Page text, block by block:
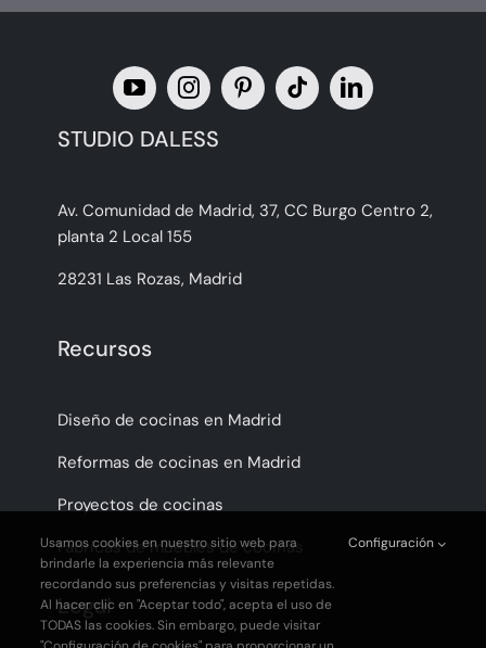
STUDIO DALESS
Av. Comunidad de Madrid, 37, CC Burgo Centro 2,
planta 2 Local 155
28231 Las Rozas, Madrid
Recursos
Diseño de cocinas en Madrid
Reformas de cocinas en Madrid
Proyectos de cocinas
Fabricas de muebles de cocinas
Legal
Usamos cookies en nuestro sitio web para
brindarle la experiencia más relevante
recordando sus preferencias y visitas repetidas.
Al hacer clic en "Aceptar todo", acepta el uso de
TODAS las cookies. Sin embargo, puede visitar
Configuración